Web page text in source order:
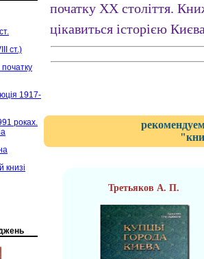
ст.)
1917-
роках.
книзі
початку XX століття.
цікавиться історією
Третьяков А. П.